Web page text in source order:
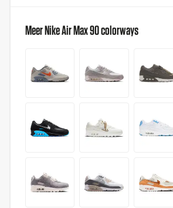
Meer Nike Air Max 90 colorways